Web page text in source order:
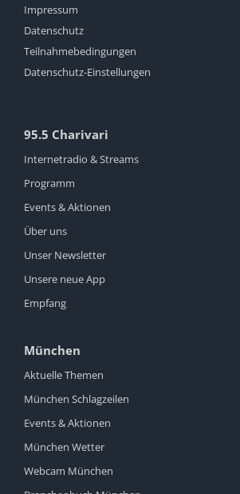
Impressum
Datenschutz
Teilnahmebedingungen
Datenschutz-Einstellungen
95.5 Charivari
Internetradio & Streams
Programm
Events & Aktionen
Über uns
Unser Newsletter
Unsere neue App
Empfang
München
Aktuelle Themen
München Schlagzeilen
Events & Aktionen
München Wetter
Webcam München